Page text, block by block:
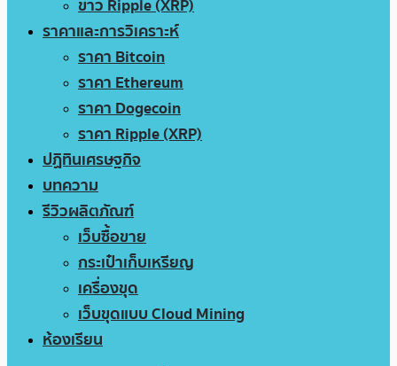
ข่าว Ripple (XRP)
ราคาและการวิเคราะห์
ราคา Bitcoin
ราคา Ethereum
ราคา Dogecoin
ราคา Ripple (XRP)
ปฏิทินเศรษฐกิจ
บทความ
รีวิวผลิตภัณฑ์
เว็บซื้อขาย
กระเป๋าเก็บเหรียญ
เครื่องขุด
เว็บขุดแบบ Cloud Mining
ห้องเรียน